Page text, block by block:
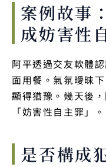
案例故事
成妨害性
阿平透過交友軟體
面用餐。氣氛曖昧
顯得猶豫。幾天後
「妨害性自主罪」。
是否構成